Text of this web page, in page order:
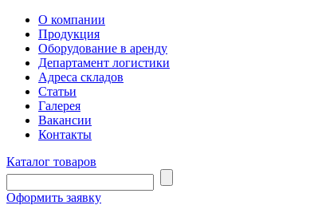
О компании
Продукция
Оборудование в аренду
Департамент логистики
Адреса складов
Статьи
Галерея
Вакансии
Контакты
Каталог товаров
Оформить заявку